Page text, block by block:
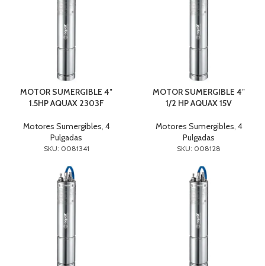
MOTOR SUMERGIBLE 4″
1.5HP AQUAX 2303F
Motores Sumergibles, 4
Pulgadas
SKU: 0081341
MOTOR SUMERGIBLE 4″
1/2 HP AQUAX 15V
Motores Sumergibles, 4
Pulgadas
SKU: 008128